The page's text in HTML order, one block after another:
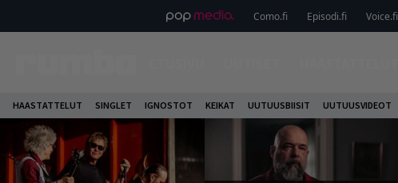
Como.fi Episodi.fi Voice.fi
HAASTATTELUT SINGLET IGNOSTOT KEIKAT UUTUUSBIISIT UUTUUSVIDEOT